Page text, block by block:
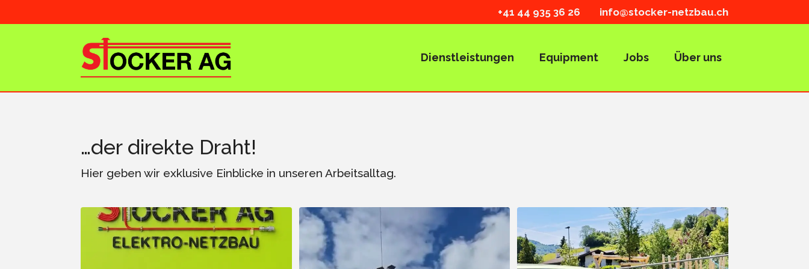
info@stocker-netzbau.ch
+41 44 935 36 26
Dienstleistungen Equipment Jobs Über uns
…der direkte Draht!
Hier geben wir exklusive Einblicke in unseren Arbeitsalltag.